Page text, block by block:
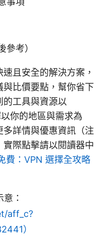
參考）
且安全的解決方案，
比價要點，幫你省下
工具與資源以
你的地區與需求為
詳情與優惠資訊（注
際點擊請以閱讀器中
費：VPN 選擇全攻略
：
aff_c?
）